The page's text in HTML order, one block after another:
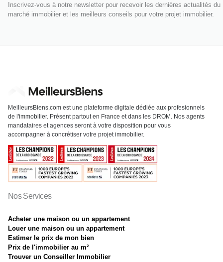
Inscrivez-vous à notre newsletter pour recevoir les dernières actualités du
marché immobilier et les meilleurs conseils pour votre projet immobilier.
MeilleursBiens.com est une plateforme digitale dédiée aux profesionnels
de l'immobilier. Présent partout en France et dans les DROM. Nos agents
mandataires et agences seront à votre disposition pour vous
accompagner à concrétiser votre projet immobilier.
Nos Services
Acheter une maison ou un appartement
Louer une maison ou un appartement
Estimer le prix de mon bien
Prix de l'immobilier au m²
Trouver un Conseiller Immobilier